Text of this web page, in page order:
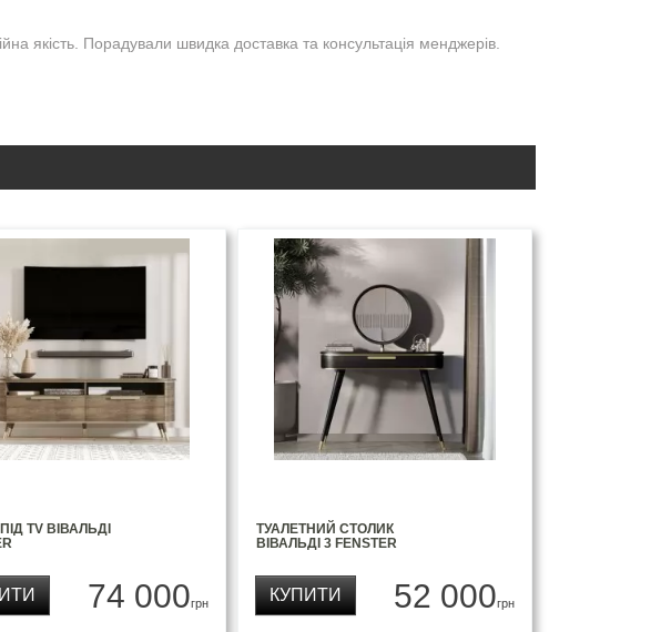
якість. Порадували швидка доставка та консультація менджерів.
TV ВІВАЛЬДІ
74 000грн
ТУАЛЕТНИЙ СТОЛИК
ВІВАЛЬДІ 3 FENSTER
52 000грн
КУПИТИ